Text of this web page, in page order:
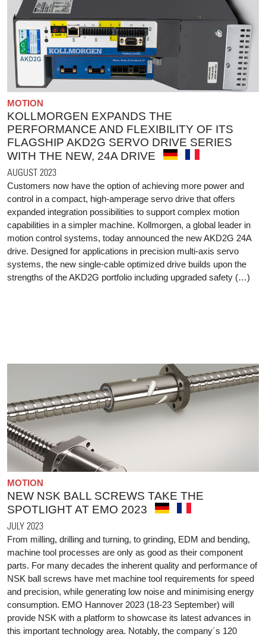
MOTION
KOLLMORGEN EXPANDS THE
PERFORMANCE AND FLEXIBILITY OF ITS
FLAGSHIP AKD2G SERVO DRIVE SERIES
WITH THE NEW, 24A DRIVE
AUGUST 2023
Customers now have the option of achieving more power and
control in a compact, high-amperage servo drive that offers
expanded integration possibilities to support complex motion
capabilities in a simpler machine. Kollmorgen, a global leader in
motion control systems, today announced the new AKD2G 24A
drive. Designed for applications in precision multi-axis servo
systems, the new single-cable optimized drive builds upon the
strengths of the AKD2G portfolio including upgraded safety (…)
MOTION
NEW NSK BALL SCREWS TAKE THE
SPOTLIGHT AT EMO 2023
JULY 2023
From milling, drilling and turning, to grinding, EDM and bending,
machine tool processes are only as good as their component
parts. For many decades the inherent quality and performance of
NSK ball screws have met machine tool requirements for speed
and precision, while generating low noise and minimising energy
consumption. EMO Hannover 2023 (18-23 September) will
provide NSK with a platform to showcase its latest advances in
this important technology area. Notably, the company´s 120